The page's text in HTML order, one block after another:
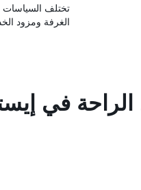
تختلف
الغرفة ومزود
الراحة في